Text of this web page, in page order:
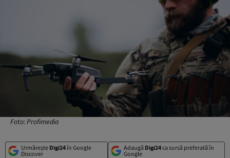
Foto: Profimedia
Urmărește Digi24în Google
Discover
Adaugă Digi24ca sursă preferată în
Google